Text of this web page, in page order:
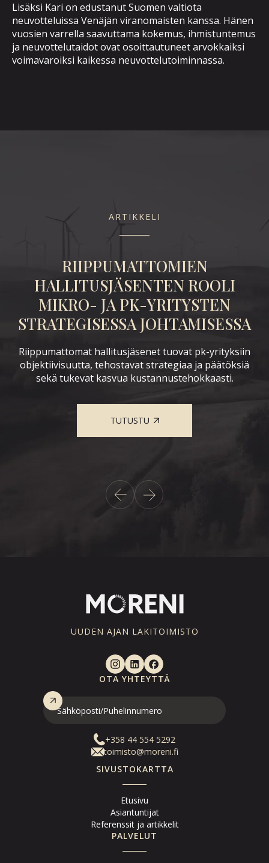
Lisäksi Kari on edustanut Suomen valtiota
neuvotteluissa Venäjän viranomaisten kanssa. Hänen
vuosien varrella saavuttama kokemus, ihmistuntemus
ja neuvottelutaidot ovat osoittautuneet arvokkaiksi
voimavaroiksi kaikessa neuvottelutoiminnassa.
ARTIKKELI
RIIPPUMATTOMIEN
HALLITUSJÄSENTEN ROOLI
MIKRO- JA PK-YRITYSTEN
STRATEGISESSA JOHTAMISESSA
Riippumattomat hallitusjäsenet tuovat pk-yrityksiin
objektiivisuutta, tehostavat strategiaa ja päätöksiä
sekä tukevat kasvua kustannustehokkaasti.
TUTUSTU
UUDEN AJAN LAKITOIMISTO
SIVUSTOKARTTA
Etusivu
Asiantuntijat
Referenssit ja artikkelit
PALVELUT
OTA YHTEYTTÄ
+358 44 554 5292
toimisto@moreni.fi